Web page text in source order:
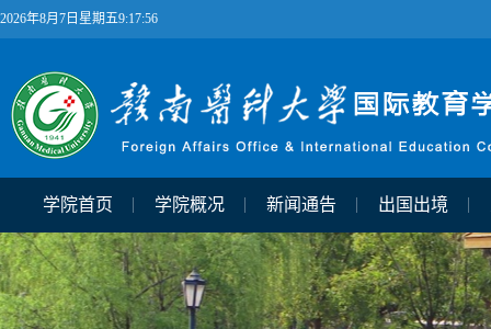
2026年8月7日星期五9:17:56
学院首页 学院概况 新闻通告 出国出境